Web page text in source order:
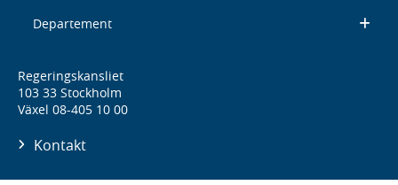
Departement
Regeringskansliet
103 33 Stockholm
Växel 08-405 10 00
Kontakt